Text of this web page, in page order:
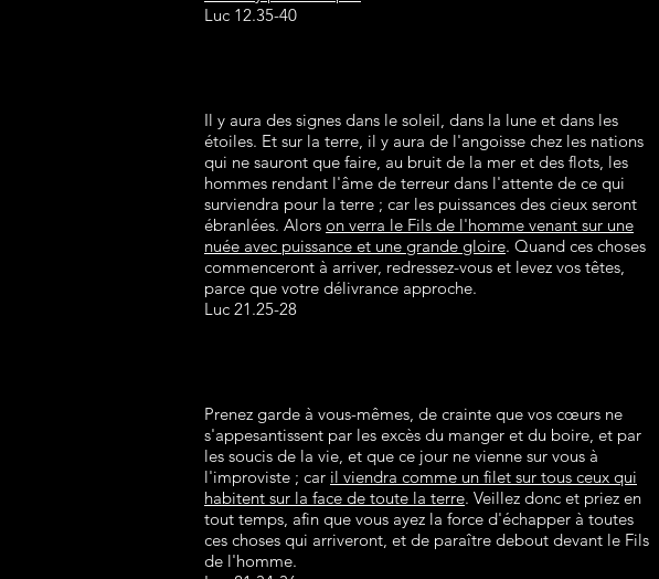
Luc 12.35-40
Il y aura des signes dans le soleil, dans la lune et dans les
étoiles. Et sur la terre, il y aura de l'angoisse chez les nations
qui ne sauront que faire, au bruit de la mer et des flots, les
hommes rendant l'âme de terreur dans l'attente de ce qui
surviendra pour la terre ; car les puissances des cieux seront
ébranlées. Alors on verra le Fils de l'homme venant sur une
nuée avec puissance et une grande gloire. Quand ces choses
commenceront à arriver, redressez-vous et levez vos têtes,
parce que votre délivrance approche.
Luc 21.25-28
Prenez garde à vous-mêmes, de crainte que vos cœurs ne
s'appesantissent par les excès du manger et du boire, et par
les soucis de la vie, et que ce jour ne vienne sur vous à
l'improviste ; car il viendra comme un filet sur tous ceux qui
habitent sur la face de toute la terre. Veillez donc et priez en
tout temps, afin que vous ayez la force d'échapper à toutes
ces choses qui arriveront, et de paraître debout devant le Fils
de l'homme.